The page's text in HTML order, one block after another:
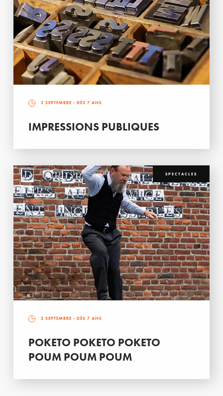
2 SEPTEMBRE - DÈS 7 ANS
IMPRESSIONS PUBLIQUES
SPECTACLES
2 SEPTEMBRE - DÈS 7 ANS
POKETO POKETO POKETO
POUM POUM POUM